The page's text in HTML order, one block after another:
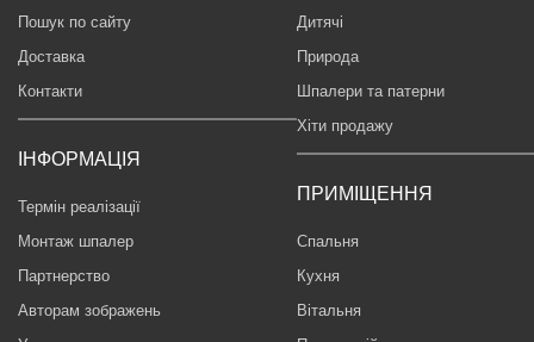
Пошук по сайту
Доставка
Контакти
ІНФОРМАЦІЯ
Термін реалізації
Монтаж шпалер
Партнерство
Авторам зображень
Дитячі
Природа
Шпалери та патерни
Хіти продажу
ПРИМІЩЕННЯ
Спальня
Кухня
Вітальня